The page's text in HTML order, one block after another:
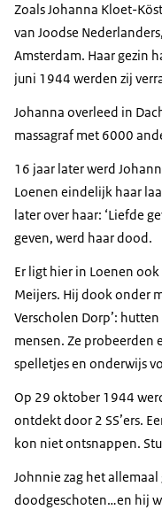
Zoals Johanna Kloet-
van Joodse
Amsterdam. Haar gezin
juni 1944 werden zij
Johanna overleed in
massagraf met 6000
16 jaar later werd
Loenen eindelijk haar
later over haar: ‘Liefde
geven, werd haar dood.
Er ligt hier in Loenen
Meijers. Hij dook onder
Verscholen Dorp’:
mensen. Ze probeerden
spelletjes en onderwijs
Op 29 oktober 1944
ontdekt door 2 SS’ers.
kon niet ontsnappen.
Johnnie zag het
doodgeschoten…en hij